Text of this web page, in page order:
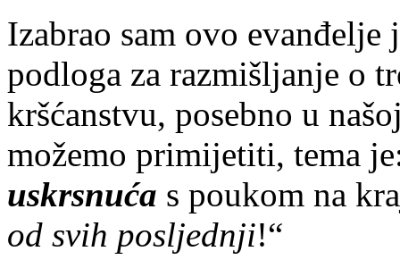
Izabrao sam ovo
podloga za razmišljanje o
kršćanstvu, posebno u
možemo primijetiti, tema
uskrsnuća s poukom na
od svih posljednji!“